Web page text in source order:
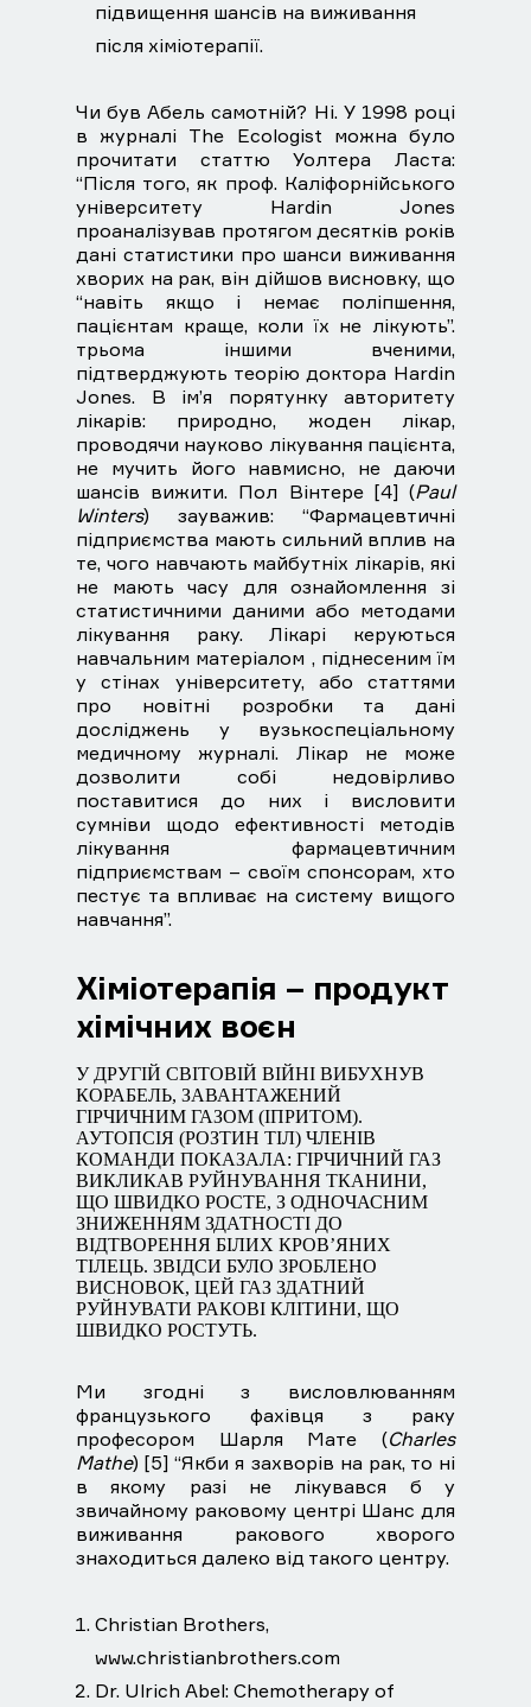
підвищення шансів на виживання
після хіміотерапії.
Чи був Абель самотній? Ні. У 1998 році
в журналі The Ecologist можна було
прочитати статтю Уолтера Ласта:
“Після того, як проф. Каліфорнійського
університету Hardin Jones
проаналізував протягом десятків років
дані статистики про шанси виживання
хворих на рак, він дійшов висновку, що
“навіть якщо і немає поліпшення,
пацієнтам краще, коли їх не лікують”.
трьома іншими вченими,
підтверджують теорію доктора Hardin
Jones. В ім’я порятунку авторитету
лікарів: природно, жоден лікар,
проводячи науково лікування пацієнта,
не мучить його навмисно, не даючи
шансів вижити. Пол Вінтере [4] (Paul
Winters) зауважив: “Фармацевтичні
підприємства мають сильний вплив на
те, чого навчають майбутніх лікарів, які
не мають часу для ознайомлення зі
статистичними даними або методами
лікування раку. Лікарі керуються
навчальним матеріалом , піднесеним їм
у стінах університету, або статтями
про новітні розробки та дані
досліджень у вузькоспеціальному
медичному журналі. Лікар не може
дозволити собі недовірливо
поставитися до них і висловити
сумніви щодо ефективності методів
лікування фармацевтичним
підприємствам – своїм спонсорам, хто
пестує та впливає на систему вищого
навчання”.
Хіміотерапія – продукт
хімічних воєн
У ДРУГІЙ СВІТОВІЙ ВІЙНІ ВИБУХНУВ
КОРАБЕЛЬ, ЗАВАНТАЖЕНИЙ
ГІРЧИЧНИМ ГАЗОМ (ІПРИТОМ).
АУТОПСІЯ (РОЗТИН ТІЛ) ЧЛЕНІВ
КОМАНДИ ПОКАЗАЛА: ГІРЧИЧНИЙ ГАЗ
ВИКЛИКАВ РУЙНУВАННЯ ТКАНИНИ,
ЩО ШВИДКО РОСТЕ, З ОДНОЧАСНИМ
ЗНИЖЕННЯМ ЗДАТНОСТІ ДО
ВІДТВОРЕННЯ БІЛИХ КРОВ’ЯНИХ
ТІЛЕЦЬ. ЗВІДСИ БУЛО ЗРОБЛЕНО
ВИСНОВОК, ЦЕЙ ГАЗ ЗДАТНИЙ
РУЙНУВАТИ РАКОВІ КЛІТИНИ, ЩО
ШВИДКО РОСТУТЬ.
Ми згодні з висловлюванням
французького фахівця з раку
професором Шарля Мате (Charles
Mathe) [5] “Якби я захворів на рак, то ні
в якому разі не лікувався б у
звичайному раковому центрі Шанс для
виживання ракового хворого
знаходиться далеко від такого центру.
Christian Brothers,
www.christianbrothers.com
Dr. Ulrich Abel: Chemotherapy of